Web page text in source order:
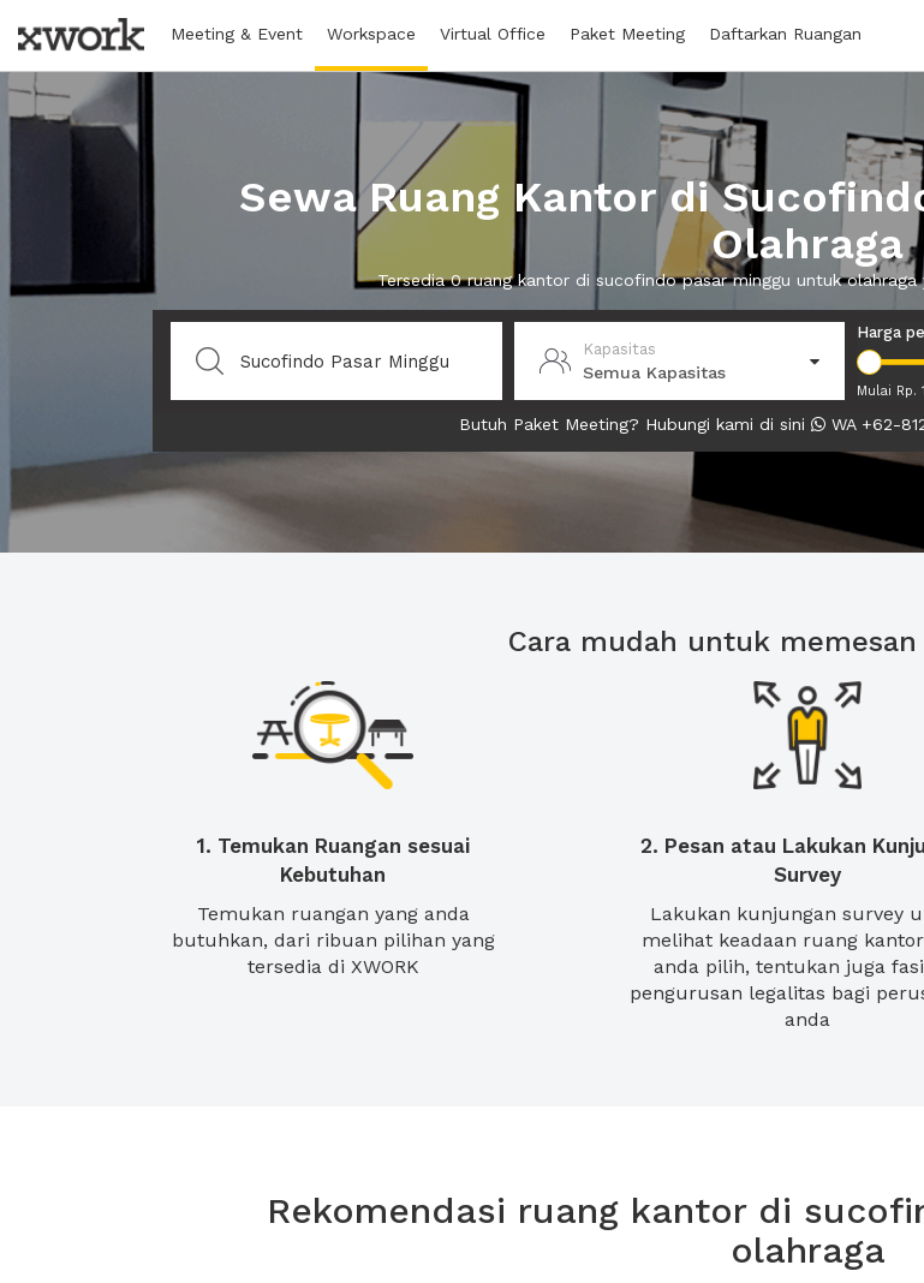
Meeting & Event Workspace Virtual Office Paket Meeting Daftarkan Ruangan
Sewa Ruang Kantor di
Olahraga
Tersedia 0 ruang kantor di sucofindo pasar minggu untuk olahraga
Kapasitas
Semua Kapasitas
Harga
Mulai Rp.
Butuh Paket Meeting? Hubungi kami di sini WA +62-
Cara mudah untuk
1. Temukan Ruangan sesuai
Kebutuhan
Temukan ruangan yang anda
butuhkan, dari ribuan pilihan yang
tersedia di XWORK
2. Pesan atau Lakukan
Survey
Lakukan kunjungan survey
melihat keadaan ruang
anda pilih, tentukan juga
pengurusan legalitas bagi
anda
Rekomendasi ruang kantor di
olahraga